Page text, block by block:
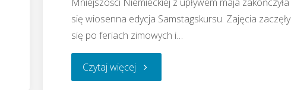
się wiosenna edycja Samstagskursu. Zajęcia zaczęły
się po feriach zimowych i…
Czytaj więcej"Ostróda